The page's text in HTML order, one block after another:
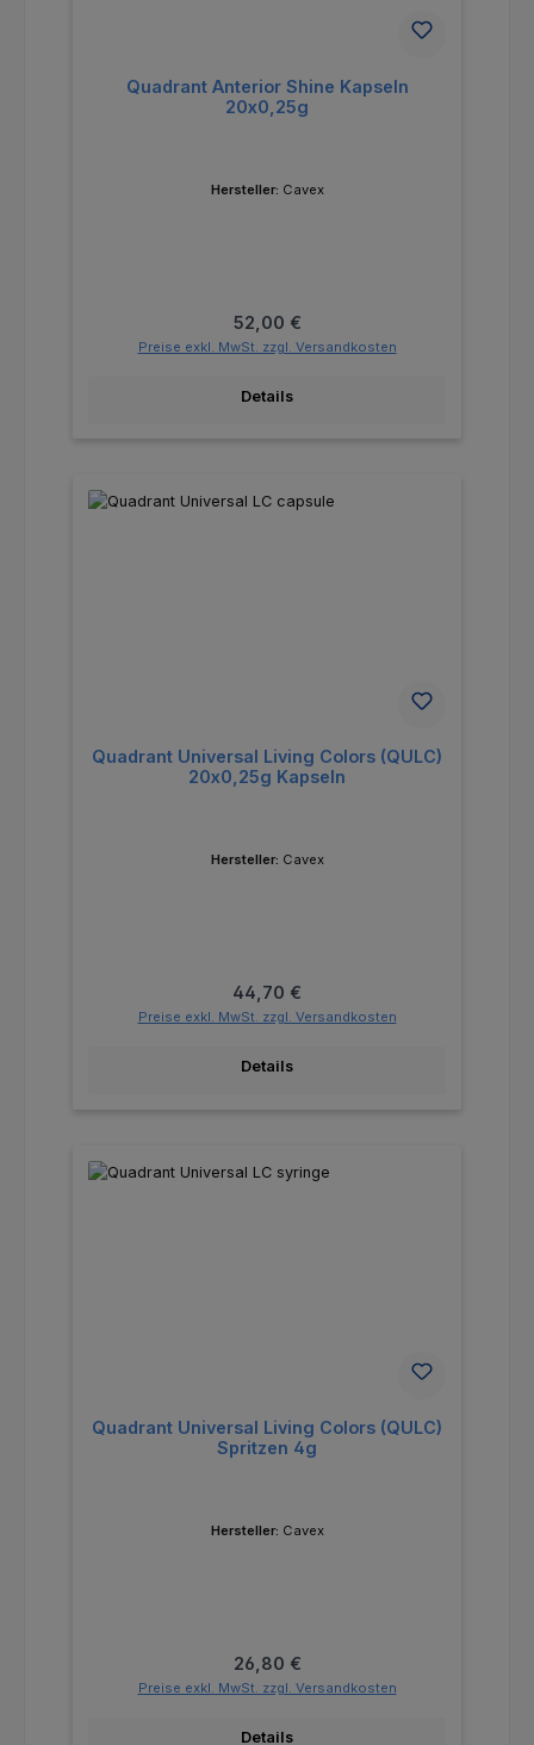
Quadrant Anterior Shine Kapseln
20x0,25g
Hersteller: Cavex
Regulärer Preis:
52,00 €
Preise exkl. MwSt. zzgl. Versandkosten
Details
Quadrant Universal Living Colors (QULC)
20x0,25g Kapseln
Hersteller: Cavex
Regulärer Preis:
44,70 €
Preise exkl. MwSt. zzgl. Versandkosten
Details
Quadrant Universal Living Colors (QULC)
Spritzen 4g
Hersteller: Cavex
Regulärer Preis:
26,80 €
Preise exkl. MwSt. zzgl. Versandkosten
Details